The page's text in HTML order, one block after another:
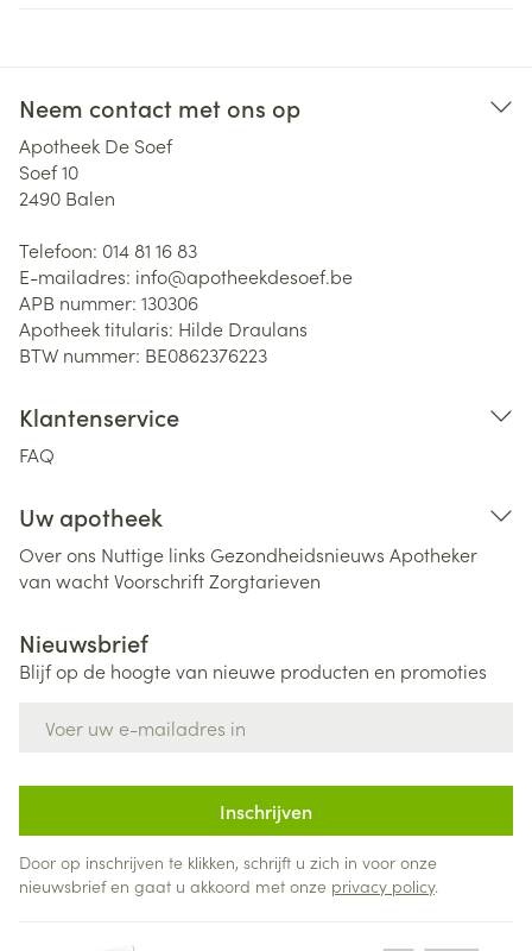
Neem contact met ons op
Apotheek De Soef
Soef 10
2490 Balen
Telefoon: 014 81 16 83
E-mailadres: info@apotheekdesoef.be
APB nummer: 130306
Apotheek titularis: Hilde Draulans
BTW nummer: BE0862376223
Klantenservice
FAQ
Uw apotheek
Over ons Nuttige links Gezondheidsnieuws Apotheker
van wachtVoorschriftZorgtarieven
Nieuwsbrief
Blijf op de hoogte van nieuwe producten en promoties
Inschrijven
Door op inschrijven te klikken, schrijft u zich in voor onze
nieuwsbrief en gaat u akkoord met onze privacy policy.